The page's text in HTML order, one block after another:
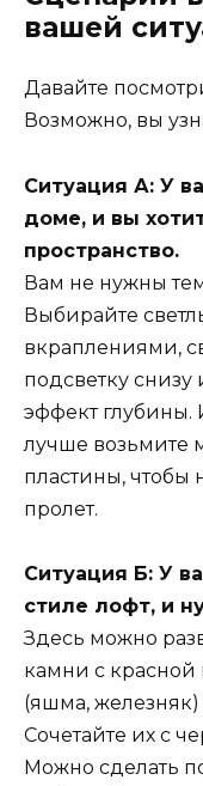
вашей
Давайте
Возможно, вы
Ситуация А: У
доме, и вы
пространство.
Вам не нужны
Выбирайте
вкраплениями,
подсветку снизу
эффект глубины.
лучше возьмите
пластины, чтобы
пролет.
Ситуация Б: У
стиле лофт, и
Здесь можно
камни с
(яшма, железняк)
Сочетайте их с
Можно сделать